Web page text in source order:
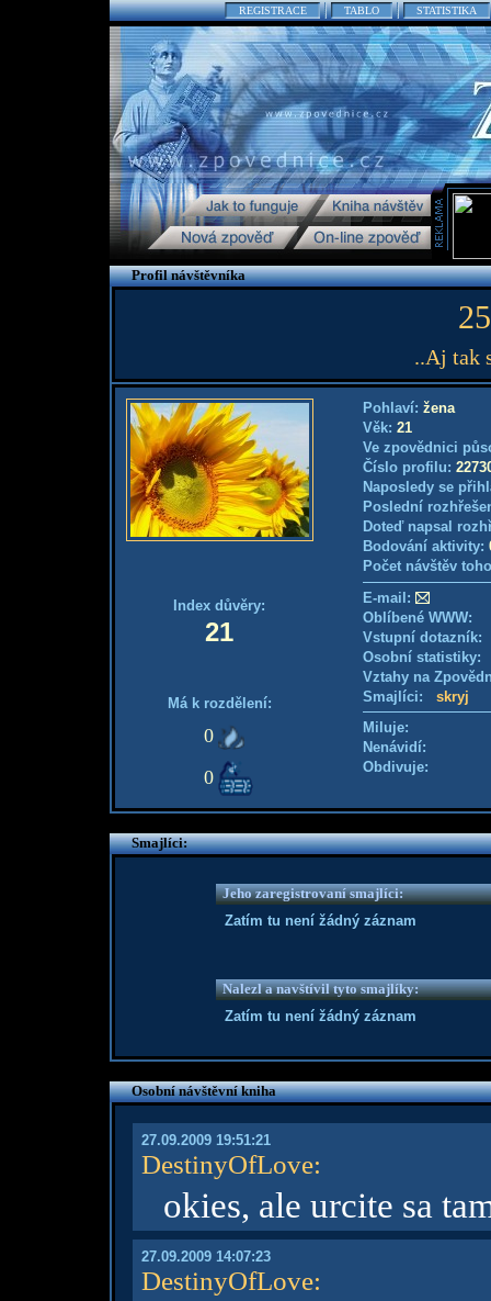
REGISTRACE TABLO STATISTIKA
Profil návštěvníka
..Aj tak
Index důvěry:
21
Má k rozdělení:
0
0
Pohlaví: žena
Věk: 21
Ve zpovědnici
Číslo profilu:
Naposledy se
Poslední
Doteď napsal
Bodování aktivity:
Počet návštěv
E-mail:
Oblíbené WWW:
Vstupní
Osobní
Vztahy na
Smajlíci: skryj
Miluje:
Nenávidí:
Obdivuje:
Smajlíci:
Jeho zaregistrovaní smajlíci:
Zatím tu není žádný záznam
Nalezl a navštívil tyto smajlíky:
Zatím tu není žádný záznam
Osobní návštěvní kniha
27.09.2009 19:51:21
DestinyOfLove:
okies, ale urcite sa
27.09.2009 14:07:23
DestinyOfLove: